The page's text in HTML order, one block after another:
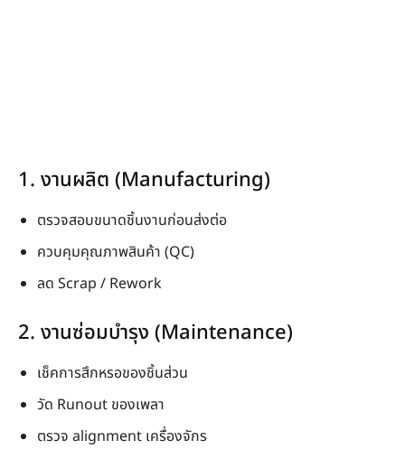
1. งานผลิต (Manufacturing)
ตรวจสอบขนาดชิ้นงานก่อนส่งต่อ
ควบคุมคุณภาพสินค้า (QC)
ลด Scrap / Rework
2. งานซ่อมบำรุง (Maintenance)
เช็คการสึกหรอของชิ้นส่วน
วัด Runout ของเพลา
ตรวจ alignment เครื่องจักร